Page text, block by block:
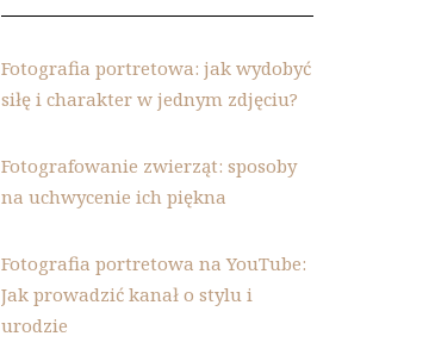
Fotografia portretowa: jak wydobyć
siłę i charakter w jednym zdjęciu?
Fotografowanie zwierząt: sposoby
na uchwycenie ich piękna
Fotografia portretowa na YouTube:
Jak prowadzić kanał o stylu i
urodzie